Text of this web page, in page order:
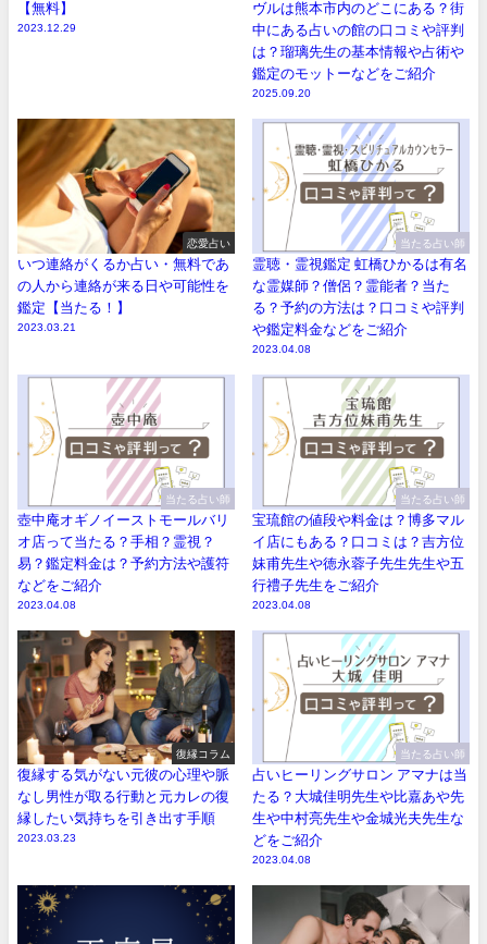
【無料】
2023.12.29
ヴルは熊本市内のどこにある？街
中にある占いの館の口コミや評判
は？瑠璃先生の基本情報や占術や
鑑定のモットーなどをご紹介
2025.09.20
恋愛占い
いつ連絡がくるか占い・無料であ
の人から連絡が来る日や可能性を
鑑定【当たる！】
2023.03.21
当たる占い師
霊聴・霊視鑑定 虹橋ひかるは有名
な霊媒師？僧侶？霊能者？当た
る？予約の方法は？口コミや評判
や鑑定料金などをご紹介
2023.04.08
当たる占い師
壺中庵オギノイーストモールバリ
オ店って当たる？手相？霊視？
易？鑑定料金は？予約方法や護符
などをご紹介
2023.04.08
当たる占い師
宝琉館の値段や料金は？博多マル
イ店にもある？口コミは？吉方位
妹甫先生や徳永蓉子先生先生や五
行禮子先生をご紹介
2023.04.08
復縁コラム
復縁する気がない元彼の心理や脈
なし男性が取る行動と元カレの復
縁したい気持ちを引き出す手順
2023.03.23
当たる占い師
占いヒーリングサロン アマナは当
たる？大城佳明先生や比嘉あや先
生や中村亮先生や金城光夫先生な
どをご紹介
2023.04.08